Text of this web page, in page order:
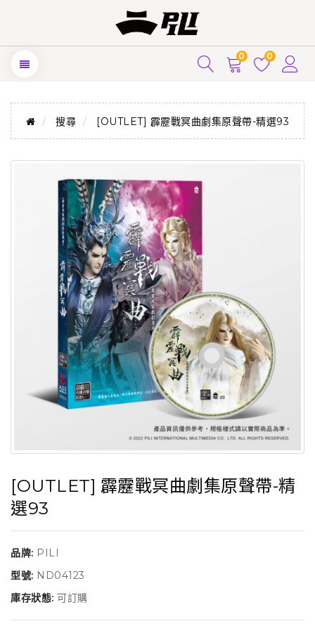
0 0
搜尋 [OUTLET] 霹靂戰冥曲劇集原聲帶-精選93
[OUTLET] 霹靂戰冥曲劇集原聲帶-精
選93
品牌: PILI
型號: ND04123
庫存狀態: 可訂購